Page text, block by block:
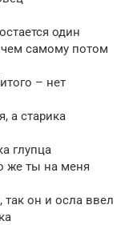
один
чем самому потом
– нет
а старика
глупца
же ты на меня
он и осла ввел